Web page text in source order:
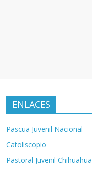
ENLACES
Pascua Juvenil Nacional
Catoliscopio
Pastoral Juvenil Chihuahua